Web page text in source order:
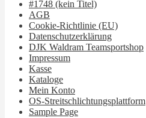
#1748 (kein Titel)
AGB
Cookie-Richtlinie (EU)
Datenschutzerklärung
DJK Waldram Teamsportshop
Impressum
Kasse
Kataloge
Mein Konto
OS-Streitschlichtungsplattform
Sample Page